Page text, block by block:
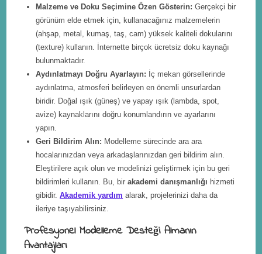
Malzeme ve Doku Seçimine Özen Gösterin: Gerçekçi bir
görünüm elde etmek için, kullanacağınız malzemelerin
(ahşap, metal, kumaş, taş, cam) yüksek kaliteli dokularını
(texture) kullanın. İnternette birçok ücretsiz doku kaynağı
bulunmaktadır.
Aydınlatmayı Doğru Ayarlayın: İç mekan görsellerinde
aydınlatma, atmosferi belirleyen en önemli unsurlardan
biridir. Doğal ışık (güneş) ve yapay ışık (lambda, spot,
avize) kaynaklarını doğru konumlandırın ve ayarlarını
yapın.
Geri Bildirim Alın: Modelleme sürecinde ara ara
hocalarınızdan veya arkadaşlarınızdan geri bildirim alın.
Eleştirilere açık olun ve modelinizi geliştirmek için bu geri
bildirimleri kullanın. Bu, birakademi danışmanlığı hizmeti
gibidir.Akademik yardım alarak, projelerinizi daha da
ileriye taşıyabilirsiniz.
Profesyonel Modelleme Desteği Almanın
Avantajları